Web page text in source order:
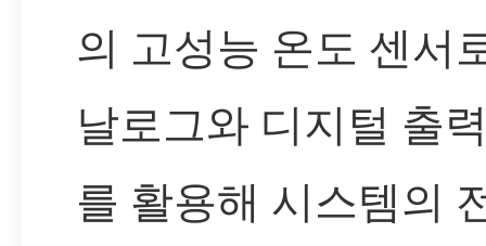
의 고성능 온도 센서
날로그와 디지털 출
를 활용해 시스템의